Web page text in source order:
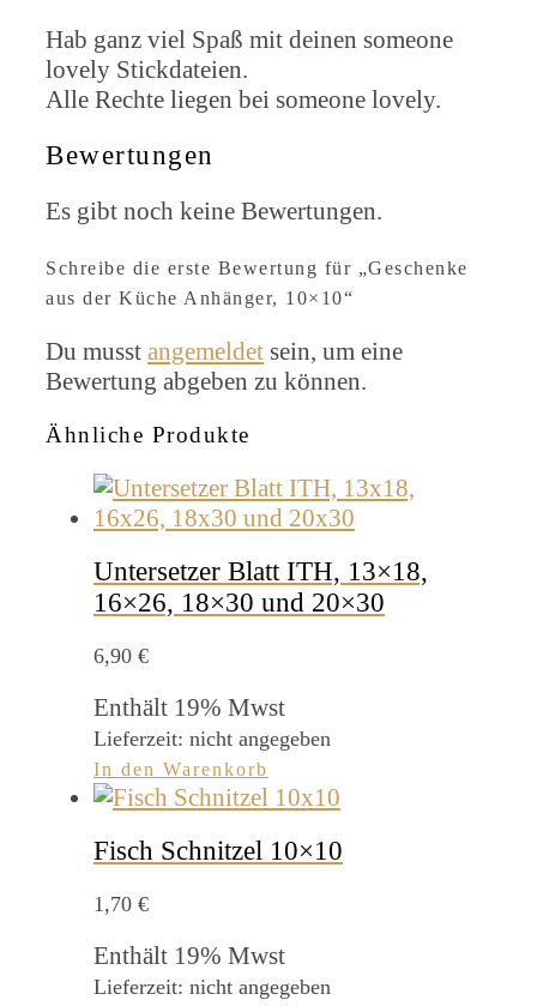
Hab ganz viel Spaß mit deinen someone
lovely Stickdateien.
Alle Rechte liegen bei someone lovely.
Bewertungen
Es gibt noch keine Bewertungen.
Schreibe die erste Bewertung für „Geschenke
aus der Küche Anhänger, 10×10“
Du musst angemeldet sein, um eine
Bewertung abgeben zu können.
Ähnliche Produkte
Untersetzer Blatt ITH, 13×18,
16×26, 18×30 und 20×30
6,90 €
Enthält 19% Mwst
Lieferzeit: nicht angegeben
In den Warenkorb
Fisch Schnitzel 10×10
1,70 €
Enthält 19% Mwst
Lieferzeit: nicht angegeben